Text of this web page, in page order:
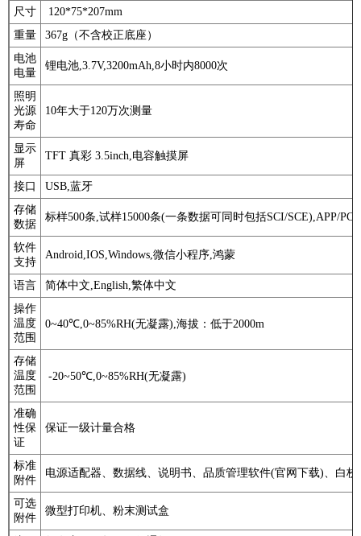
尺寸
120*75*207mm
重量
367g（不含校正底座）
电池
电量
锂电池,3.7V,3200mAh,8小时内8000次
照明
光源
寿命
10年大于120万次测量
显示
屏
TFT 真彩 3.5inch,电容触摸屏
接口
USB,蓝牙
存储
数据
标样500条,试样15000条(一条数据可同时包括SCI/SCE),APP/PC
软件
支持
Android,IOS,Windows,微信小程序,鸿蒙
语言
简体中文,English,繁体中文
操作
温度
范围
0~40℃,0~85%RH(无凝露),海拔：低于2000m
存储
温度
范围
-20~50℃,0~85%RH(无凝露)
准确
性保
证
保证一级计量合格
标准
附件
电源适配器、数据线、说明书、品质管理软件(官网下载)、白
可选
附件
微型打印机、粉末测试盒